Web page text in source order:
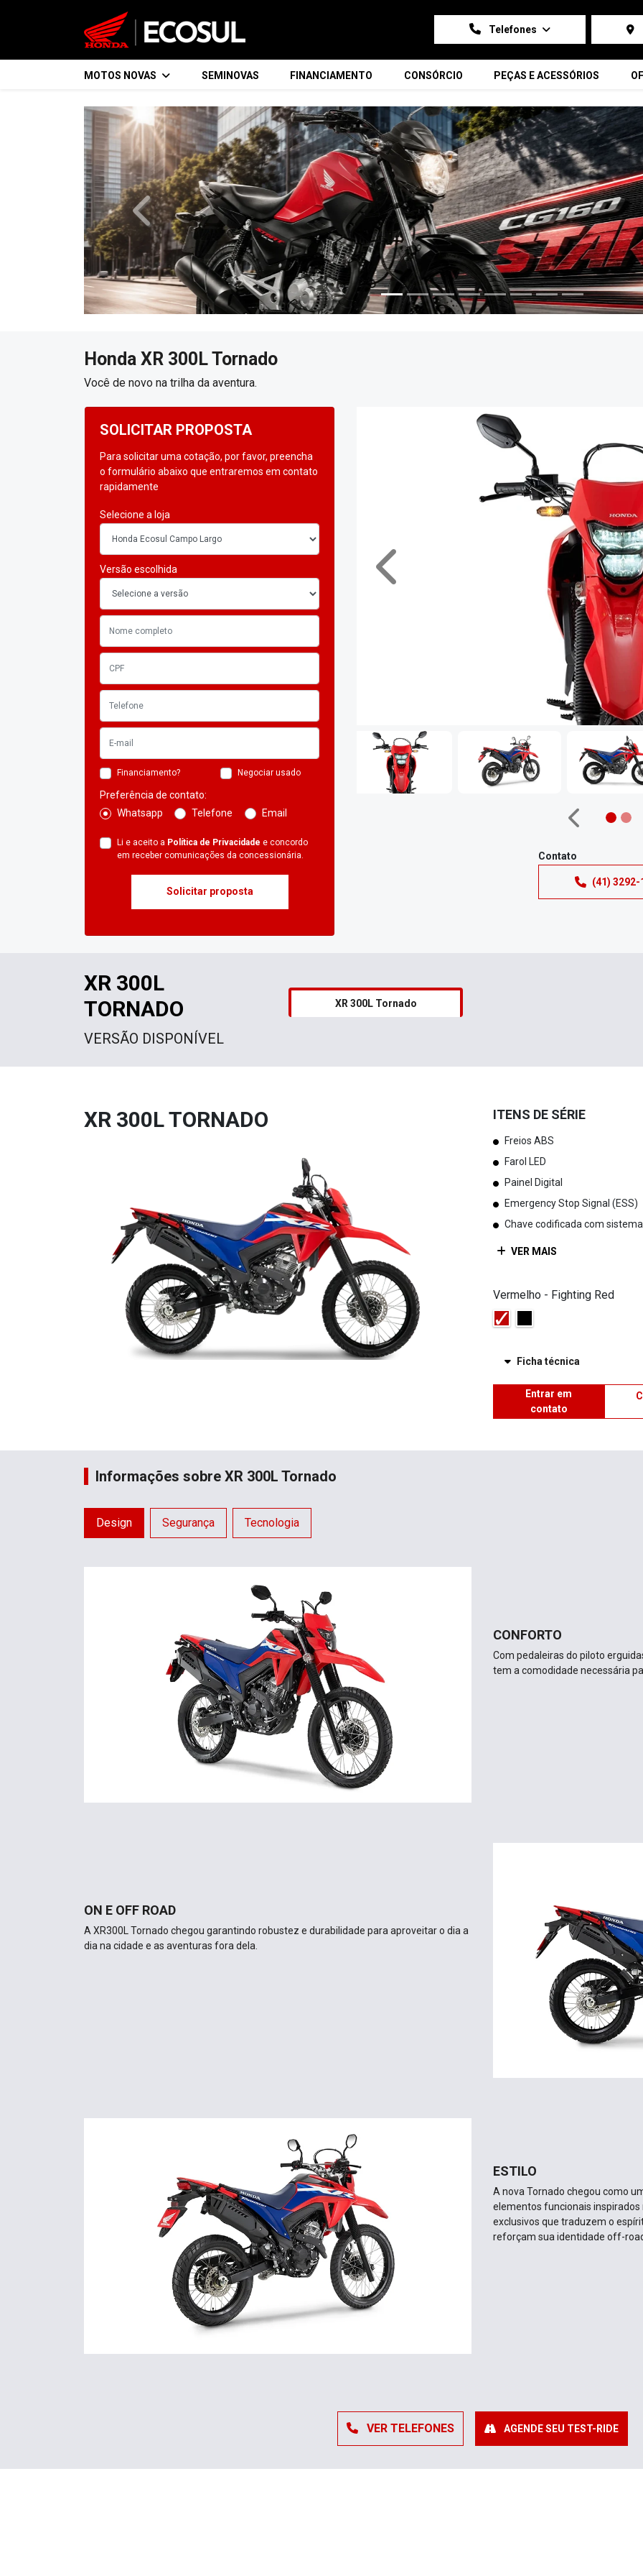
Telefones
MOTOS NOVAS SEMINOVAS FINANCIAMENTO CONSÓRCIO PEÇAS E ACESSÓRIOS
templates.template-01.components.carousel.texts.control_prev
Honda XR 300L Tornado
Você de novo na trilha da aventura.
SOLICITAR PROPOSTA
Para solicitar uma cotação, por favor, preencha
o formulário abaixo que entraremos em contato
rapidamente
Selecione a loja
Versão escolhida
Financiamento? Negociar usado
Preferência de contato:
Whatsapp
Telefone Email
Li e aceito a Política de Privacidade e concordo
em receber comunicações da concessionária.
Solicitar proposta
Anterior
Anterior
Contato
(41) 3292-
XR 300L
TORNADO
VERSÃO DISPONÍVEL
XR 300L Tornado
XR 300L TORNADO ITENS DE SÉRIE
Freios ABS
Farol LED
Painel Digital
Emergency Stop Signal (ESS)
Chave codificada com sistema
VER MAIS
Vermelho - Fighting Red
Ficha técnica
Entrar em
contato
Informações sobre XR 300L Tornado
Design Segurança Tecnologia
CONFORTO
Com pedaleiras do piloto
tem a comodidade necessária
ON E OFF ROAD
A XR300L Tornado chegou garantindo robustez e durabilidade para aproveitar o dia a
dia na cidade e as aventuras fora dela.
ESTILO
A nova Tornado chegou como
elementos funcionais inspirados
exclusivos que traduzem o
reforçam sua identidade off-
VER TELEFONES AGENDE SEU TEST-RIDE